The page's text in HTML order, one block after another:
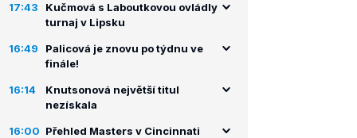
17:43
Kučmová s Laboutkovou ovládly
turnaj v Lipsku
16:49
Palicová je znovu po týdnu ve
finále!
16:14
Knutsonová největší titul
nezískala
16:00 Přehled Masters v Cincinnati